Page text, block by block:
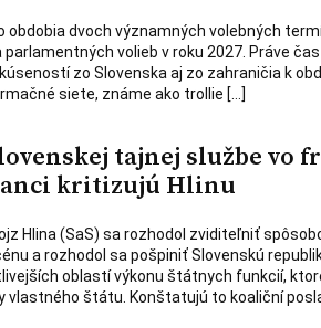
obdobia dvoch významných volebných
parlamentných volieb v roku 2027. Práve
zo Slovenska aj zo zahraničia k
siete, známe ako trollie […]
tajnej službe vo
kritizujú Hlinu
Hlina (SaS) sa rozhodol zviditeľniť
a rozhodol sa pošpiniť Slovenskú
oblastí výkonu štátnych funkcií,
vlastného štátu. Konštatujú to koaliční